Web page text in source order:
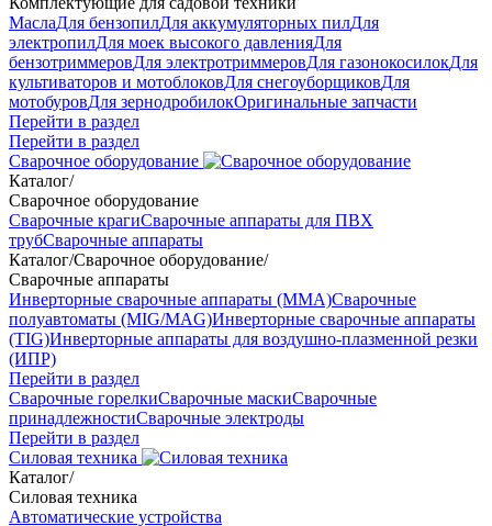
МаслаДля бензопилДля аккумуляторных пилДля
электропилДля моек высокого давленияДля
бензотриммеровДля электротриммеровДля газонокосилокДля
культиваторов и мотоблоковДля снегоуборщиковДля
мотобуровДля зернодробилокОригинальные запчасти
Перейти в раздел
Перейти в раздел
Сварочное оборудование
Каталог/
Сварочное оборудование
Сварочные крагиСварочные аппараты для ПВХ
трубСварочные аппараты
Каталог/Сварочное оборудование/
Сварочные аппараты
Инверторные сварочные аппараты (ММА)Сварочные
полуавтоматы (MIG/MAG)Инверторные сварочные аппараты
(TIG)Инверторные аппараты для воздушно-плазменной резки
(ИПР)
Перейти в раздел
Сварочные горелкиСварочные маскиСварочные
принадлежностиСварочные электроды
Перейти в раздел
Силовая техника
Каталог/
Силовая техника
Автоматические устройства